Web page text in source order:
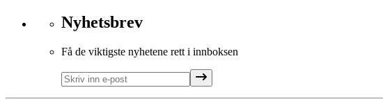
Nyhetsbrev
Få de viktigste nyhetene rett i innboksen